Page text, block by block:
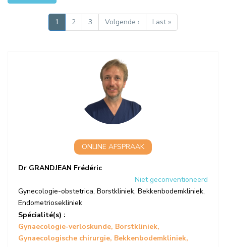
PAGINERING
Huidige
pagina
1 Pagina
2 Pagina
3
Volgende
pagina
Volgende ›
Laatste
pagina
Last »
ONLINE AFSPRAAK
Dr GRANDJEAN Frédéric
Niet geconventioneerd
Gynecologie-obstetrica, Borstkliniek, Bekkenbodemkliniek,
Endometriosekliniek
Spécialité(s) :
Gynaecologie-verloskunde Borstkliniek
Gynaecologische chirurgie Bekkenbodemkliniek